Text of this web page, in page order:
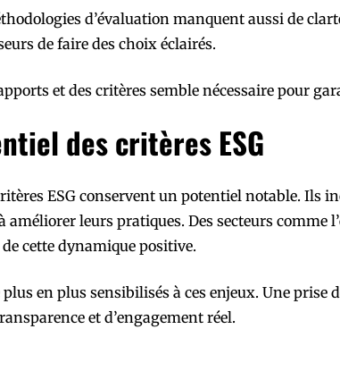
d’évaluation manquent aussi de
de faire des choix éclairés.
et des critères semble nécessaire pour
des critères ESG
ESG conservent un potentiel notable. Ils
améliorer leurs pratiques. Des secteurs comme
cette dynamique positive.
en plus sensibilisés à ces enjeux. Une prise
et d’engagement réel.